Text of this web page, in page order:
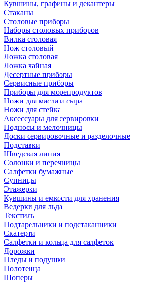
Кувшины, графины и декантеры
Стаканы
Столовые приборы
Наборы столовых приборов
Вилка столовая
Нож столовый
Ложка столовая
Ложка чайная
Десертные приборы
Сервисные приборы
Приборы для морепродуктов
Ножи для масла и сыра
Ножи для стейка
Аксессуары для сервировки
Подносы и мелочницы
Доски сервировочные и разделочные
Подставки
Шведская линия
Солонки и перечницы
Салфетки бумажные
Супницы
Этажерки
Кувшины и емкости для хранения
Ведерки для льда
Текстиль
Подтарельники и подстаканники
Скатерти
Салфетки и кольца для салфеток
Дорожки
Пледы и подушки
Полотенца
Шоперы